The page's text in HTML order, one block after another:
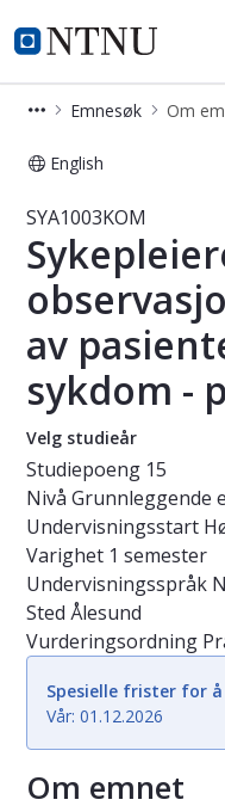
NTNU Hjemmeside
Studier
Emnesøk Om
English
Emne -
SYA1003KOM
av
sykdom -
Velg studieår
Studiepoeng 15
Nivå Grunnleggende
Undervisningsstart
Varighet 1 semester
Undervisningsspråk
Sted Ålesund
Vurderingsordning
Spesielle frister for
Vår: 01.12.2026
Om emnet